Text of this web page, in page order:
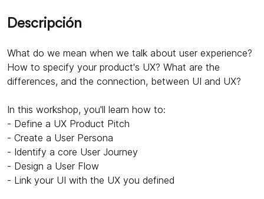
Descripción
What do we mean when we talk about user experience?
How to specify your product's UX? What are the
differences, and the connection, between UI and UX?
In this workshop, you'll learn how to:
- Define a UX Product Pitch
- Create a User Persona
- Identify a core User Journey
- Design a User Flow
- Link your UI with the UX you defined